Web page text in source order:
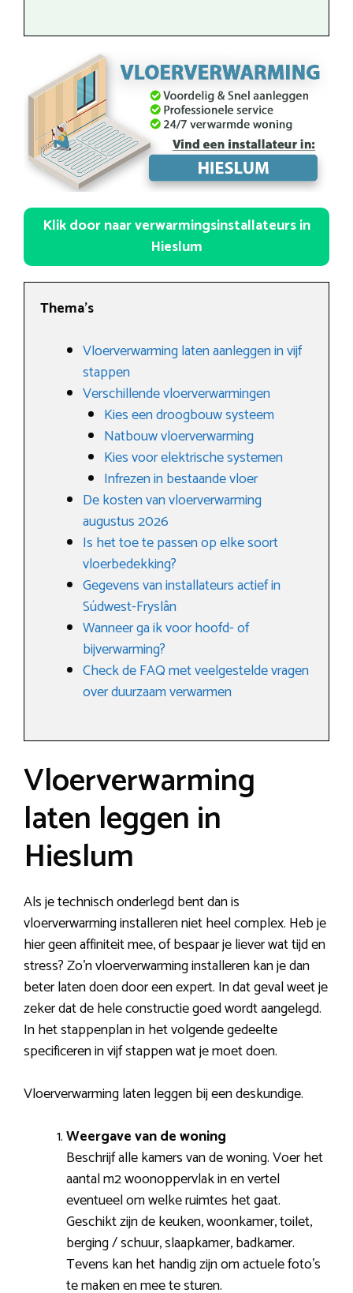
Klik door naar verwarmingsinstallateurs in
Hieslum
Thema’s
Vloerverwarming laten aanleggen in vijf
stappen
Verschillende vloerverwarmingen
Kies een droogbouw systeem
Natbouw vloerverwarming
Kies voor elektrische systemen
Infrezen in bestaande vloer
De kosten van vloerverwarming
augustus 2026
Is het toe te passen op elke soort
vloerbedekking?
Gegevens van installateurs actief in
Súdwest-Fryslân
Wanneer ga ik voor hoofd- of
bijverwarming?
Check de FAQ met veelgestelde vragen
over duurzaam verwarmen
Vloerverwarming
laten leggen in
Hieslum
Als je technisch onderlegd bent dan is
vloerverwarming installeren niet heel complex. Heb je
hier geen affiniteit mee, of bespaar je liever wat tijd en
stress? Zo’n vloerverwarming installeren kan je dan
beter laten doen door een expert. In dat geval weet je
zeker dat de hele constructie goed wordt aangelegd.
In het stappenplan in het volgende gedeelte
specificeren in vijf stappen wat je moet doen.
Vloerverwarming laten leggen bij een deskundige.
Weergave van de woning
Beschrijf alle kamers van de woning. Voer het
aantal m2 woonoppervlak in en vertel
eventueel om welke ruimtes het gaat.
Geschikt zijn de keuken, woonkamer, toilet,
berging / schuur, slaapkamer, badkamer.
Tevens kan het handig zijn om actuele foto’s
te maken en mee te sturen.